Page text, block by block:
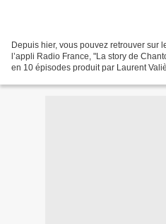
Depuis hier, vous pouvez retrouver sur
l’appli Radio France, "La story de
en 10 épisodes produit par Laurent